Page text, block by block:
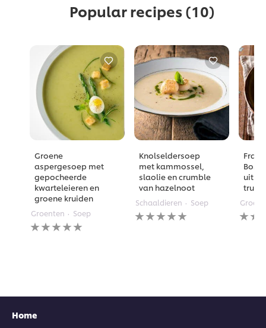
Popular recipes (10)
Groene
aspergesoep met
gepocheerde
kwarteleieren en
groene kruiden
Groenten Soep
Geen
beoordelingen
Knolseldersoep
met kammossel,
slaolie en crumble
van hazelnoot
Schaaldieren Soep
Geen
beoordelingen
uit
Geen
Home